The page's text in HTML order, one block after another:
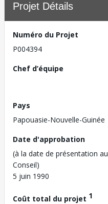
Projet Détails
Numéro du Projet
P004394
Chef d’équipe
Pays
Papouasie-Nouvelle-Guinée
Date d'approbation
(à la date de présentation au
Conseil)
5 juin 1990
Coût total du projet 1